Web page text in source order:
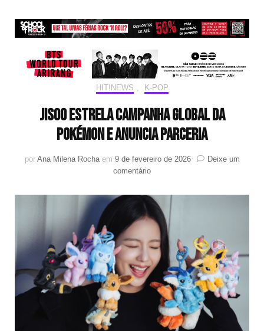
HIT!NEWS K-POP
JISOO estrela campanha global da
Pokémon e anuncia parceria
por Ana Milena Rocha em 9 de fevereiro de 2026
Deixe um
comentárioem
estrela
campanha
global
da
Pokémon
e
anuncia
parceria